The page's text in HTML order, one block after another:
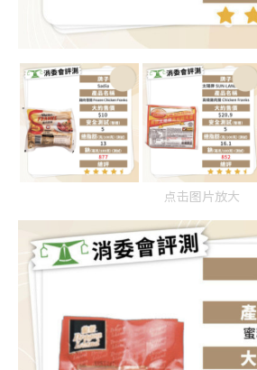
点击图片放大